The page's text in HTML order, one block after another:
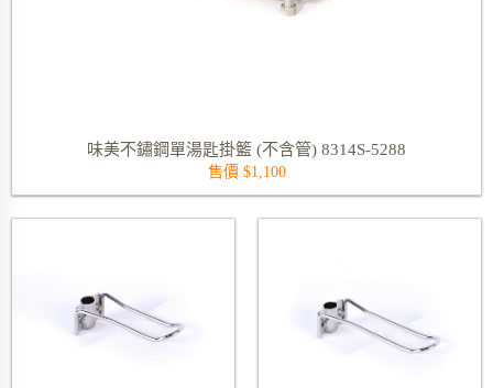
味美不鏽鋼單湯匙掛籃 (不含管) 8314S-5288
售價 $1,100